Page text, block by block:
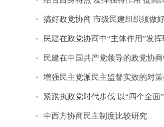
搞好政党协商 市级民建组织须做
民建在政党协商中“主体作用”发挥
民建在中国共产党领导的政党协
增强民主党派民主监督实效的对
紧跟执政党时代步伐 以“四个全面
中西方协商民主制度比较研究